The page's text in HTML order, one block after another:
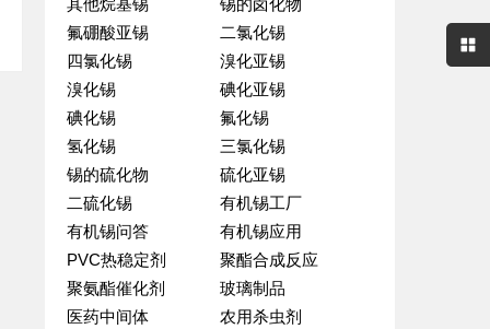
其他烷基锡
锡的卤化物
氟硼酸亚锡
二氯化锡
四氯化锡
溴化亚锡
溴化锡
碘化亚锡
碘化锡
氟化锡
氢化锡
三氯化锡
锡的硫化物
硫化亚锡
二硫化锡
有机锡工厂
有机锡问答
有机锡应用
PVC热稳定剂
聚酯合成反应
聚氨酯催化剂
玻璃制品
医药中间体
农用杀虫剂